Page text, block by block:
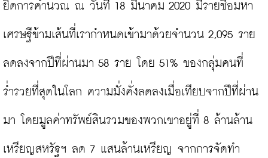
ยึดการคำนวณ ณ วันที่ 18 มีนาคม 2020 มีรายชื่อมหา
เศรษฐีข้ามเส้นที่เรากำหนดเข้ามาด้วยจำนวน 2,095 ราย
ลดลงจากปีที่ผ่านมา 58 ราย โดย 51% ของกลุ่มคนที่
ร่ำรวยที่สุดในโลก ความมั่งคั่งลดลงเมื่อเทียบจากปีที่ผ่าน
มา โดยมูลค่าทรัพย์สินรวมของพวกเขาอยู่ที่ 8 ล้านล้าน
เหรียญสหรัฐฯ ลด 7 แสนล้านเหรียญ จากการจัดทำ